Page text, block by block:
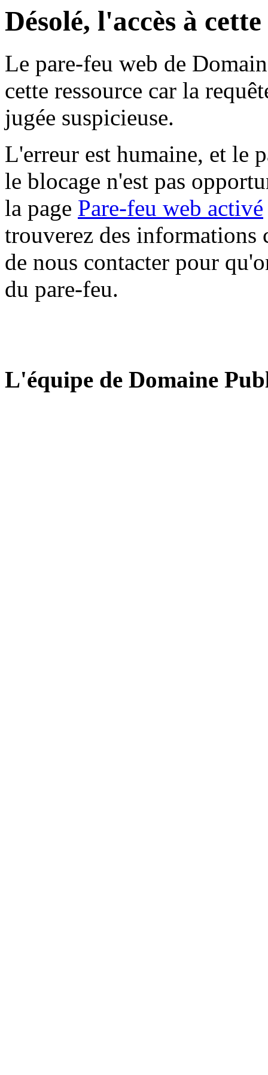
Désolé, l'accès à
Le pare-feu web de
cette ressource car la
jugée suspicieuse.
L'erreur est humaine, et le
le blocage n'est pas
la page Pare-feu web activé
trouverez des informations
de nous contacter pour
du pare-feu.
L'équipe de Domaine